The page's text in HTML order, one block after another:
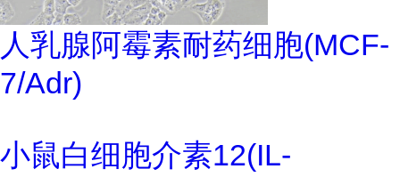
人乳腺阿霉素耐药细胞(MCF-
7/Adr)
小鼠白细胞介素12(IL-